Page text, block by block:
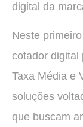
digital da
Neste
cotador digital
Taxa Média e
soluções
que buscam